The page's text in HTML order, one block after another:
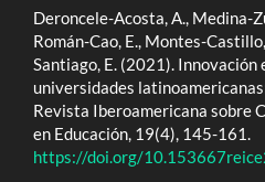
Deroncele-Acosta, A., Medina-
Román-Cao, E., Montes-
Santiago, E. (2021). Innovación
universidades
Revista Iberoamericana sobre
en Educación, 19(4), 145-161.
https://doi.org/